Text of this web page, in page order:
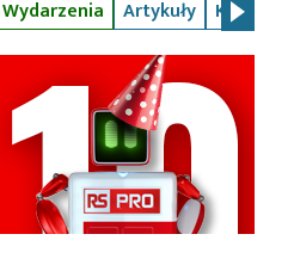
Wydarzenia Artykuły Kursy